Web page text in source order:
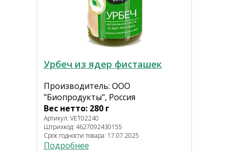
Урбеч из ядер фисташек
Производитель: ООО
"Биопродукты", Россия
Вес нетто: 280 г
Артикул: VET02240
Штрихкод: 4627092430155
Срок годности товара: 17.07.2025
Подробнее